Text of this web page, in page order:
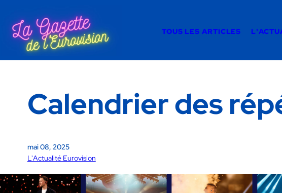
TOUS LES ARTICLES
Calendrier des
mai 08, 2025
L'Actualité Eurovision